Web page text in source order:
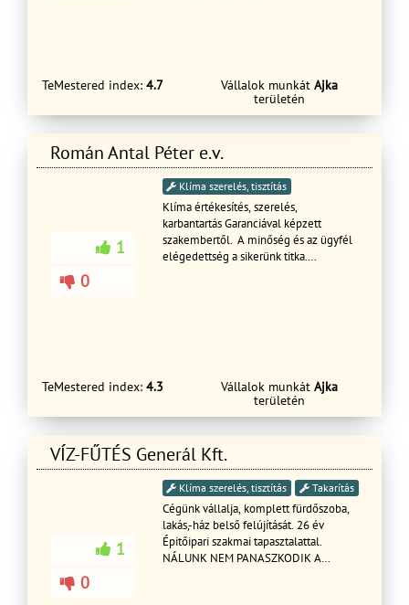
TeMestered index: 4.7 Vállalok munkát Ajka
területén
Román Antal Péter e.v.
1
0
Klíma szerelés, tisztítás
Klíma értékesítés, szerelés,
karbantartás Garanciával képzett
szakembertől. A minőség és az ügyfél
elégedettség a sikerünk titka.
TeMestered index: 4.3 Vállalok munkát Ajka
területén
VÍZ-FŰTÉS Generál Kft.
1
0
Klíma szerelés, tisztítás Takarítás
Cégünk vállalja, komplett fürdőszoba,
lakás,-ház belső felújítását. 26 év
Épitőipari szakmai tapasztalattal.
NÁLUNK NEM PANASZKODIK A